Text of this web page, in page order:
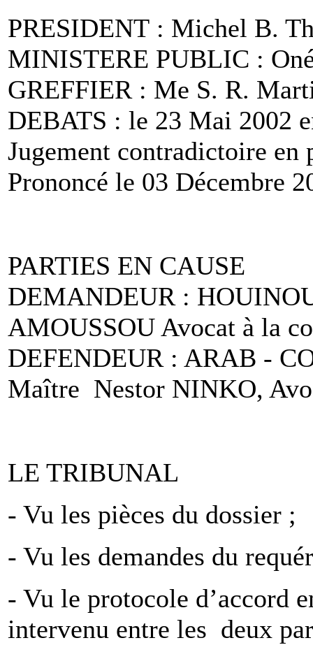
PRESIDENT : Michel B.
MINISTERE PUBLIC :
GREFFIER : Me S. R.
DEBATS : le 23 Mai 2002
Jugement contradictoire en
Prononcé le 03 Décembre
PARTIES EN CAUSE
DEMANDEUR :
AMOUSSOU Avocat à la
DEFENDEUR : ARAB -
Maître Nestor NINKO,
LE TRIBUNAL
- Vu les pièces du dossier ;
- Vu les demandes du
- Vu le protocole d’accord
intervenu entre les deux